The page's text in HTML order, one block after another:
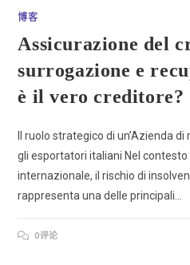
博客
Assicurazione del
surrogazione e
è il vero creditore?
Il ruolo strategico di un’Azienda
gli esportatori italiani Nel
internazionale, il rischio di
rappresenta una delle principali…
0评论